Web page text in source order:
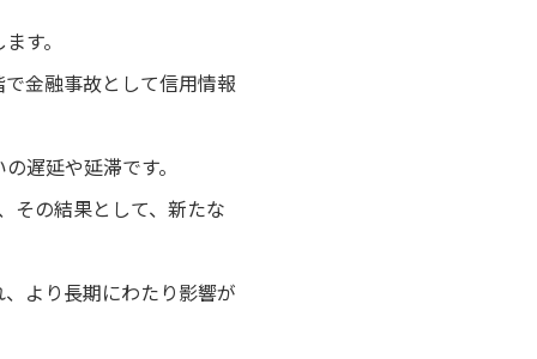
す。
金融事故として信用情報
遅延や延滞です。
その結果として、新たな
より長期にわたり影響が